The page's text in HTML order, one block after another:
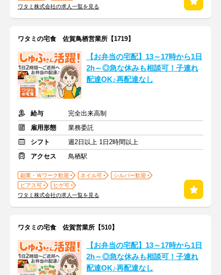
ワタミ株式会社の求人一覧を見る
ワタミの宅食 佐賀鳥栖営業所【1719】
【お弁当の宅配】13～17時から1日
2h～◎急な休みも相談可！子連れ
配達OK♪再配達なし
給与
完全出来高制
雇用形態
業務委託
シフト
週2日以上 1日2時間以上
アクセス
鳥栖駅
副業・Ｗワーク歓迎 ネイル可
シルバー歓迎
ピアス可
ヒゲ可
ワタミ株式会社の求人一覧を見る
ワタミの宅食 佐賀営業所【510】
【お弁当の宅配】13～17時から1日
2h～◎急な休みも相談可！子連れ
配達OK♪再配達なし